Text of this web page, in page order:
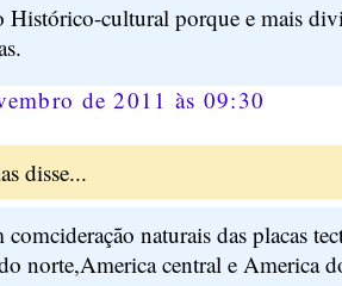
Histórico-cultural porque e mais
de 2011 às 09:30
disse...
comcideração naturais das placas
norte,America central e America